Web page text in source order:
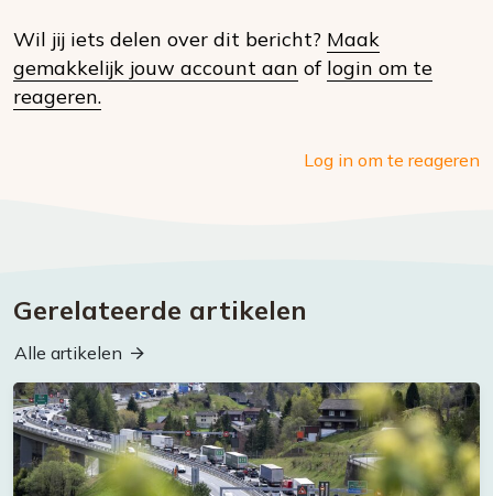
social
Wil jij iets delen over dit bericht? Maak
gemakkelijk jouw account aan of login om te
reageren.
Log in om te reageren
Gerelateerde artikelen
Alle artikelen